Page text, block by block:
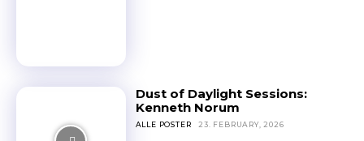
Dust of Daylight Sessions:
Kenneth Norum
ALLE POSTER 23. FEBRUARY, 2026